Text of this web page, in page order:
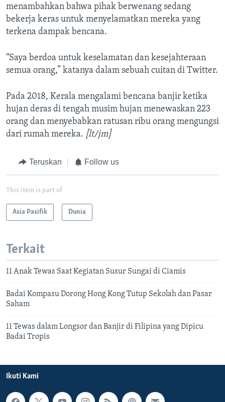
menambahkan bahwa pihak berwenang sedang
bekerja keras untuk menyelamatkan mereka yang
terkena dampak bencana.
“Saya berdoa untuk keselamatan dan kesejahteraan
semua orang,” katanya dalam sebuah cuitan di Twitter.
Pada 2018, Kerala mengalami bencana banjir ketika
hujan deras di tengah musim hujan menewaskan 223
orang dan menyebabkan ratusan ribu orang mengungsi
dari rumah mereka. [lt/jm]
Teruskan Follow us
This item is part of
Asia Pasifik Dunia
Terkait
11 Anak Tewas Saat Kegiatan Susur Sungai di Ciamis
Badai Kompasu Dorong Hong Kong Tutup Sekolah dan Pasar
Saham
11 Tewas dalam Longsor dan Banjir di Filipina yang Dipicu
Badai Tropis
Ikuti Kami